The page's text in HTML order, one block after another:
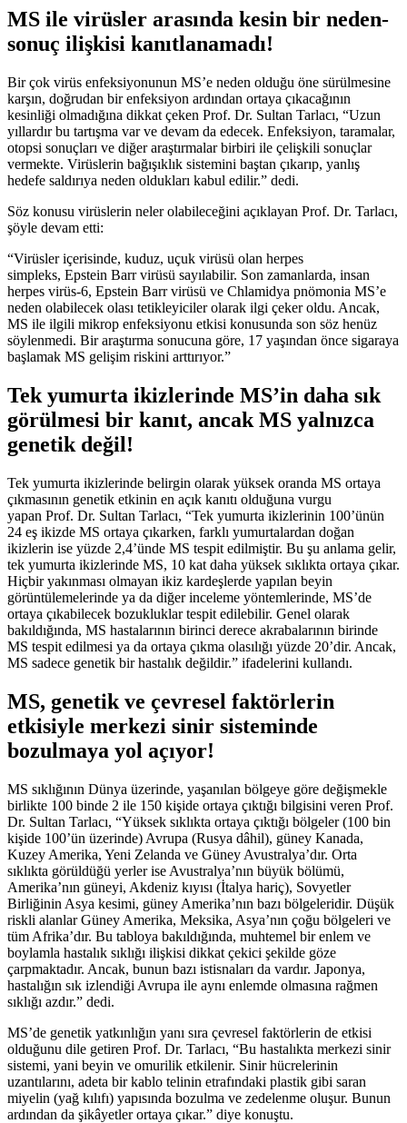
MS ile virüsler arasında kesin bir neden-
sonuç ilişkisi kanıtlanamadı!
Bir çok virüs enfeksiyonunun MS’e neden olduğu öne sürülmesine
karşın, doğrudan bir enfeksiyon ardından ortaya çıkacağının
kesinliği olmadığına dikkat çeken Prof. Dr. Sultan Tarlacı, “Uzun
yıllardır bu tartışma var ve devam da edecek. Enfeksiyon, taramalar,
otopsi sonuçları ve diğer araştırmalar birbiri ile çelişkili sonuçlar
vermekte. Virüslerin bağışıklık sistemini baştan çıkarıp, yanlış
hedefe saldırıya neden oldukları kabul edilir.” dedi.
Söz konusu virüslerin neler olabileceğini açıklayan Prof. Dr. Tarlacı,
şöyle devam etti:
“Virüsler içerisinde, kuduz, uçuk virüsü olan herpes
simpleks, Epstein Barr virüsü sayılabilir. Son zamanlarda, insan
herpes virüs-6, Epstein Barr virüsü ve Chlamidya pnömonia MS’e
neden olabilecek olası tetikleyiciler olarak ilgi çeker oldu. Ancak,
MS ile ilgili mikrop enfeksiyonu etkisi konusunda son söz henüz
söylenmedi. Bir araştırma sonucuna göre, 17 yaşından önce sigaraya
başlamak MS gelişim riskini arttırıyor.”
Tek yumurta ikizlerinde MS’in daha sık
görülmesi bir kanıt, ancak MS yalnızca
genetik değil!
Tek yumurta ikizlerinde belirgin olarak yüksek oranda MS ortaya
çıkmasının genetik etkinin en açık kanıtı olduğuna vurgu
yapan Prof. Dr. Sultan Tarlacı, “Tek yumurta ikizlerinin 100’ünün
24 eş ikizde MS ortaya çıkarken, farklı yumurtalardan doğan
ikizlerin ise yüzde 2,4’ünde MS tespit edilmiştir. Bu şu anlama gelir,
tek yumurta ikizlerinde MS, 10 kat daha yüksek sıklıkta ortaya çıkar.
Hiçbir yakınması olmayan ikiz kardeşlerde yapılan beyin
görüntülemelerinde ya da diğer inceleme yöntemlerinde, MS’de
ortaya çıkabilecek bozukluklar tespit edilebilir. Genel olarak
bakıldığında, MS hastalarının birinci derece akrabalarının birinde
MS tespit edilmesi ya da ortaya çıkma olasılığı yüzde 20’dir. Ancak,
MS sadece genetik bir hastalık değildir.” ifadelerini kullandı.
MS, genetik ve çevresel faktörlerin
etkisiyle merkezi sinir sisteminde
bozulmaya yol açıyor!
MS sıklığının Dünya üzerinde, yaşanılan bölgeye göre değişmekle
birlikte 100 binde 2 ile 150 kişide ortaya çıktığı bilgisini veren Prof.
Dr. Sultan Tarlacı, “Yüksek sıklıkta ortaya çıktığı bölgeler (100 bin
kişide 100’ün üzerinde) Avrupa (Rusya dâhil), güney Kanada,
Kuzey Amerika, Yeni Zelanda ve Güney Avustralya’dır. Orta
sıklıkta görüldüğü yerler ise Avustralya’nın büyük bölümü,
Amerika’nın güneyi, Akdeniz kıyısı (İtalya hariç), Sovyetler
Birliğinin Asya kesimi, güney Amerika’nın bazı bölgeleridir. Düşük
riskli alanlar Güney Amerika, Meksika, Asya’nın çoğu bölgeleri ve
tüm Afrika’dır. Bu tabloya bakıldığında, muhtemel bir enlem ve
boylamla hastalık sıklığı ilişkisi dikkat çekici şekilde göze
çarpmaktadır. Ancak, bunun bazı istisnaları da vardır. Japonya,
hastalığın sık izlendiği Avrupa ile aynı enlemde olmasına rağmen
sıklığı azdır.” dedi.
MS’de genetik yatkınlığın yanı sıra çevresel faktörlerin de etkisi
olduğunu dile getiren Prof. Dr. Tarlacı, “Bu hastalıkta merkezi sinir
sistemi, yani beyin ve omurilik etkilenir. Sinir hücrelerinin
uzantılarını, adeta bir kablo telinin etrafındaki plastik gibi saran
miyelin (yağ kılıfı) yapısında bozulma ve zedelenme oluşur. Bunun
ardından da şikâyetler ortaya çıkar.” diye konuştu.